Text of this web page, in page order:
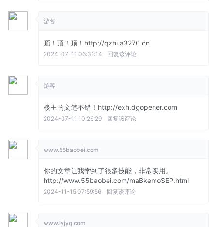
游客
顶！顶！顶！http://qzhi.a3270.cn
2024-07-11 06:31:14 回复该评论
游客
楼主的文笔不错！http://exh.dgopener.com
2024-07-11 10:26:29 回复该评论
www.55baobei.com
你的文章让我学到了很多技能，非常实用。
http://www.55baobei.com/maBkemoSEP.html
2024-11-15 07:59:56 回复该评论
www.lyjyq.com